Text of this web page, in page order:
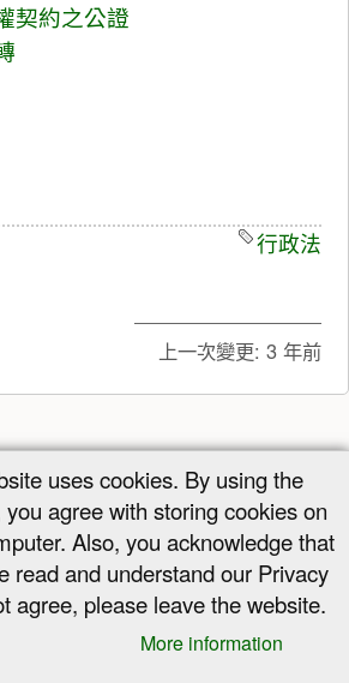
契約之公證
行政法
上一次變更: 3 年前
網站地圖
結 回到頁頂
uses cookies. By using the
agree with storing cookies on
Also, you acknowledge that
read and understand our Privacy
agree, please leave the website.
More information